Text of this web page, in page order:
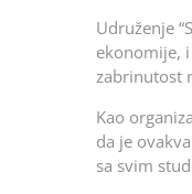
Udruženje
ekonomije,
zabrinutost
Kao
da je
sa svim